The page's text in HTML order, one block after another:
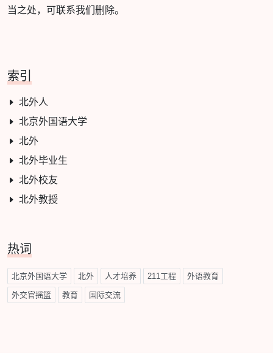
当之处，可联系我们删除。
索引
北外人
北京外国语大学
北外
北外毕业生
北外校友
北外教授
热词
北京外国语大学 北外 人才培养 211工程 外语教育
外交官摇篮 教育 国际交流